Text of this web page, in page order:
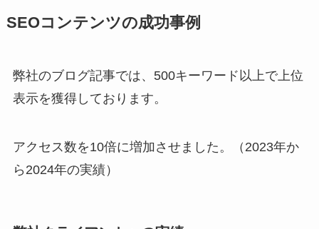
SEOコンテンツの成功事例
弊社のブログ記事では、500キーワード以上で上位
表示を獲得しております。
アクセス数を10倍に増加させました。（2023年か
ら2024年の実績）